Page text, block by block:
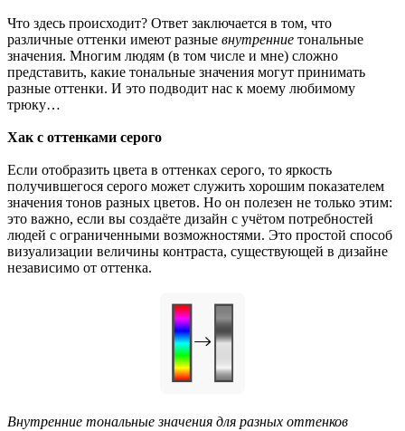
Что здесь происходит? Ответ заключается в том, что
различные оттенки имеют разные внутренние тональные
значения. Многим людям (в том числе и мне) сложно
представить, какие тональные значения могут принимать
разные оттенки. И это подводит нас к моему любимому
трюку…
Хак с оттенками серого
Если отобразить цвета в оттенках серого, то яркость
получившегося серого может служить хорошим показателем
значения тонов разных цветов. Но он полезен не только этим:
это важно, если вы создаёте дизайн с учётом потребностей
людей с ограниченными возможностями. Это простой способ
визуализации величины контраста, существующей в дизайне
независимо от оттенка.
Внутренние тональные значения для разных оттенков